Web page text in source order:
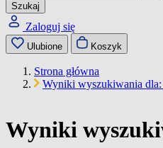
Szukaj
Zaloguj się
Ulubione Koszyk
Strona główna
Wyniki wyszukiwania
Wyniki